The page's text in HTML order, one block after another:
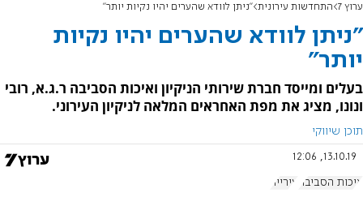
ערוץ 7 התחדשות עירונית "ניתן לוודא שהערים יהיו נקיות יותר"
"ניתן לוודא שהערים יהיו נקיות
יותר"
בעלים ומייסד חברת שירותי הניקיון ואיכות הסביבה ר.ג.א, רובי
ונונו, מציג את מפת האחראים המלאה לניקיון העירוני.
תוכן שיווקי
13.10.19, 12:06
איכות הסביבה עירייה